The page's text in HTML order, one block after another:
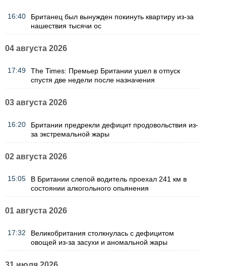
16:40
Британец был вынужден покинуть квартиру из-за
нашествия тысячи ос
04 августа 2026
17:49
The Times: Премьер Британии ушел в отпуск
спустя две недели после назначения
03 августа 2026
16:20
Британии предрекли дефицит продовольствия из-
за экстремальной жары
02 августа 2026
15:05
В Британии слепой водитель проехал 241 км в
состоянии алкогольного опьянения
01 августа 2026
17:32
Великобритания столкнулась с дефицитом
овощей из-за засухи и аномальной жары